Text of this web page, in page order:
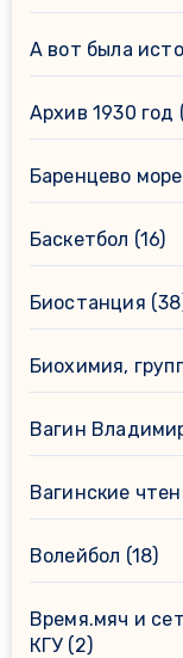
А вот была
Архив 1930 год
Баренцево море
Баскетбол (16)
Биостанция
Биохимия,
Вагин
Вагинские
Волейбол (18)
Время.мяч и
КГУ(2)